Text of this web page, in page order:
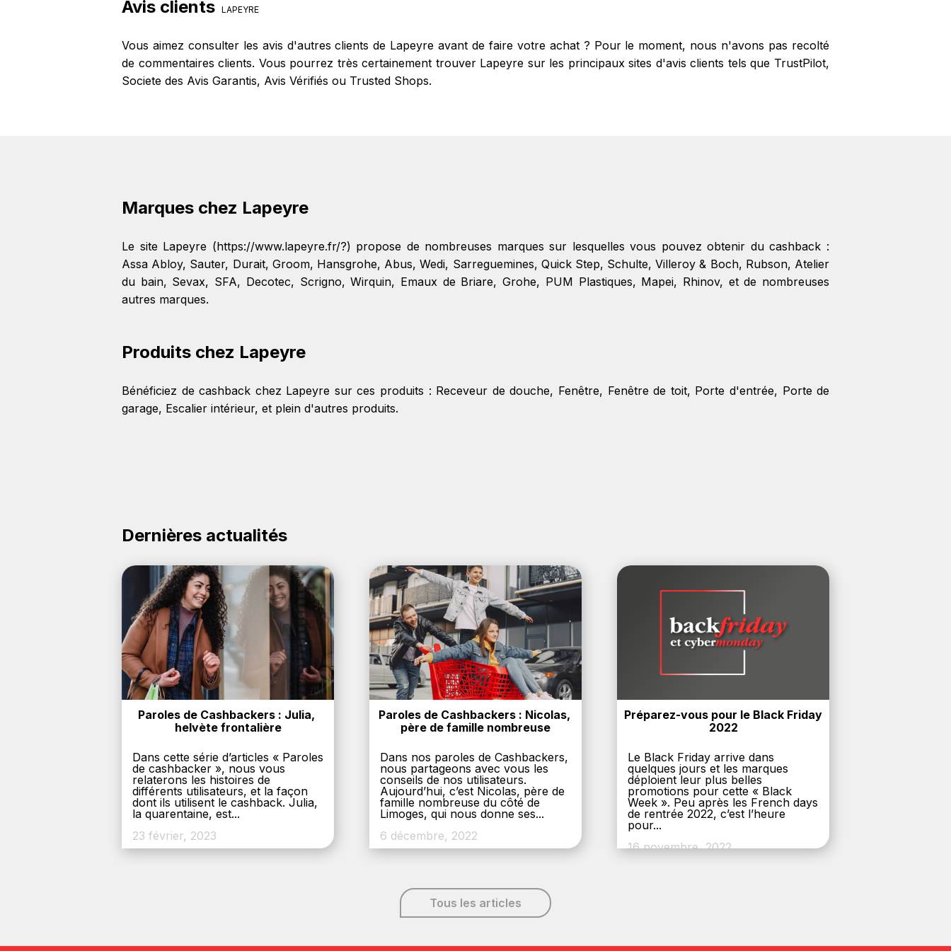
Avis clients LAPEYRE
Vous aimez consulter les avis d'autres clients de Lapeyre avant de faire votre achat ? Pour le moment, nous n'avons pas recolté
de commentaires clients. Vous pourrez très certainement trouver Lapeyre sur les principaux sites d'avis clients tels que TrustPilot,
Societe des Avis Garantis, Avis Vérifiés ou Trusted Shops.
Marques chez Lapeyre
Le site Lapeyre (https://www.lapeyre.fr/?) propose de nombreuses marques sur lesquelles vous pouvez obtenir du cashback :
Assa Abloy, Sauter, Durait, Groom, Hansgrohe, Abus,Wedi, Sarreguemines, Quick Step, Schulte,Villeroy & Boch, Rubson, Atelier
du bain, Sevax, SFA, Decotec, Scrigno,Wirquin, Emaux de Briare,Grohe, PUM Plastiques, Mapei, Rhinov, et de nombreuses
autres marques.
Produits chez Lapeyre
Bénéficiez de cashback chez Lapeyre sur ces produits : Receveur de douche, Fenêtre, Fenêtre de toit, Porte d'entrée, Porte de
garage, Escalier intérieur, et plein d'autres produits.
Dernières actualités
Paroles de Cashbackers : Julia,
helvète frontalière
Dans cette série d’articles « Paroles
de cashbacker », nous vous
relaterons les histoires de
différents utilisateurs, et la façon
dont ils utilisent le cashback. Julia,
la quarentaine, est...
23 février, 2023
Paroles de Cashbackers : Nicolas,
père de famille nombreuse
Dans nos paroles de Cashbackers,
nous partageons avec vous les
conseils de nos utilisateurs.
Aujourd’hui, c’est Nicolas, père de
famille nombreuse du côté de
Limoges, qui nous donne ses...
6 décembre, 2022
Préparez-vous pour le Black Friday
2022
Le Black Friday arrive dans
quelques jours et les marques
déploient leur plus belles
promotions pour cette « Black
Week ». Peu après les French days
de rentrée 2022, c’est l’heure
pour...
16 novembre, 2022
Tous les articles